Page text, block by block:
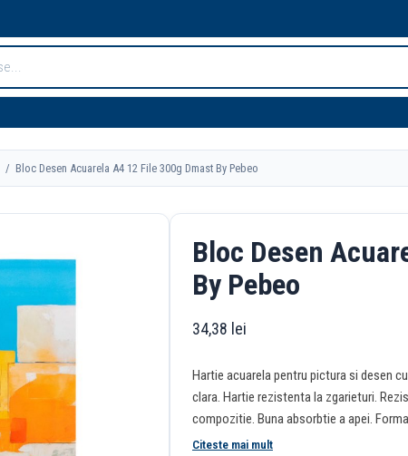
/ Bloc Desen Acuarela A4 12 File 300g Dmast By Pebeo
Bloc Desen
By Pebeo
34,38 lei
Hartie acuarela pentru pictura si desen
clara. Hartie rezistenta la zgarieturi.
compozitie. Buna absorbtie a apei.
Citeste mai mult